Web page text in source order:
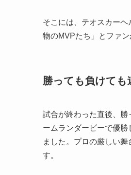
そこには、テオスカー
物のMVPたち」とファ
勝っても負けても
試合が終わった直後、
ームランダービーで優
ました。プロの厳しい
す。